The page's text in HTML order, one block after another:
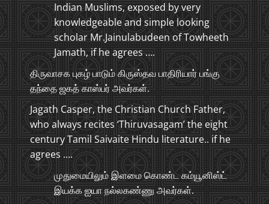
Indian Muslims, exposed by very
knowledgeable and simple looking
scholar Mr.Jainulabudeen of Towheeth
Jamath, if he agrees ….
திருவாசக புகழ் பாடும் கிருஸ்தவ பாதிரியார் பங்கு
தந்தை ஜகத் காஸ்பர் அவர்கள்.
Jagath Casper, the Christian Church Father,
who always recites ‘Thiruvasagam’ the eight
century Tamil Saivaite Hindu literature.. if he
agrees ….
முதுமையிலும் இளமை கொண்ட கம்யூனிஸ்ட்
இயக்க ஐயா நல்லகண்ணு அவர்கள்.